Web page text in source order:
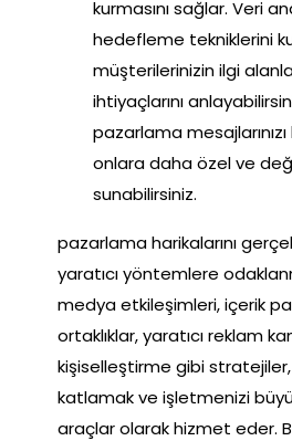
kurmasını sağlar. Veri
hedefleme tekniklerini
müşterilerinizin ilgi
ihtiyaçlarını
pazarlama
onlara daha özel ve
sunabilirsiniz.
pazarlama harikalarını
yaratıcı yöntemlere
medya etkileşimleri, içerik
ortaklıklar, yaratıcı reklam
kişiselleştirme gibi
katlamak ve işletmenizi
araçlar olarak hizmet eder.